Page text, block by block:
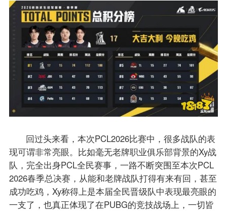
回过头来看，本次PCL2026比赛中，很多战队的表
现可谓非常亮眼。比如毫无老牌职业俱乐部背景的Xy战
队，完全出身PCL全民赛事，一路不断突围至本次PCL
2026春季总决赛，从能和老牌战队打得有来有回，甚至
成功吃鸡，Xy称得上是本届全民晋级队中表现最亮眼的
一支了，也真正体现了在PUBG的竞技战场上，一切皆